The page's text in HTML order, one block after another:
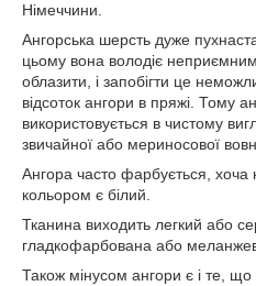
Німеччини.
Ангорська шерсть дуже
цьому вона володіє
облазити, і запобігти це
відсоток ангори в пряжі. Тому
використовується в чистому
звичайної або мериносової
Ангора часто фарбується,
кольором є білий.
Тканина виходить легкий або
гладкофарбована або
Також мінусом ангори є і те,